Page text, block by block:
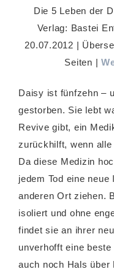
Die 5 Leben der
Verlag: Bastei
20.07.2012 |
Seiten |
Daisy ist fünfzehn –
gestorben. Sie lebt
Revive gibt, ein
zurückhilft, wenn
Da diese Medizin
jedem Tod eine
anderen Ort ziehen.
isoliert und ohne
findet sie an ihrer
unverhofft eine
auch noch Hals